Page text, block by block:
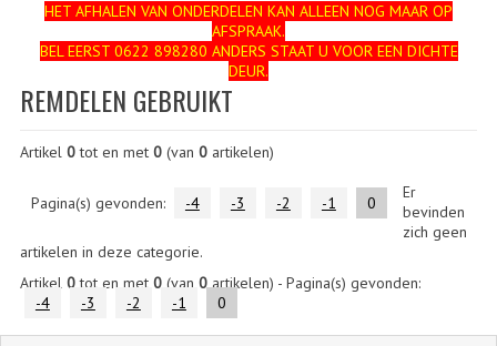
BAGAGEDRAGERS EN VOETSTEUNEN
BANDEN
BUITENBANDEN 17"
HET AFHALEN VAN ONDERDELEN KAN ALLEEN NOG MAAR OP
AFSPRAAK.
BEL EERST 0622 898280 ANDERS STAAT U VOOR EEN DICHTE
DEUR.
REMDELEN GEBRUIKT
Artikel 0tot en met 0(van 0artikelen)
Pagina(s) gevonden: -4 -3 -2 -1 0
Er
bevinden
zich geen
artikelen in deze categorie.
Artikel 0tot en met 0(van 0artikelen) - Pagina(s) gevonden:
-4
-3 -2 -1 0